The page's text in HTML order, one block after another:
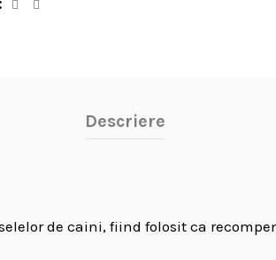
Descriere
de caini, fiind folosit ca